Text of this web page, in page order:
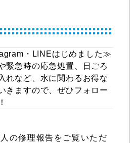
・LINEはじめました≫
緊急時の応急処置、日ごろ
れなど、水に関わるお得な
きますので、ぜひフォロー
の修理報告をご覧いただ